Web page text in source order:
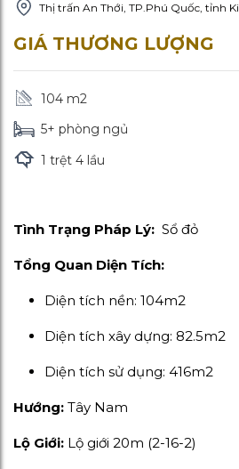
Thị trấn An Thới, TP.Phú Quốc, tỉnh
GIÁ THƯƠNG LƯỢNG
104 m2
5+ phòng ngủ
1 trệt 4 lầu
Tình Trạng Pháp Lý: Sổ đỏ
Tổng Quan Diện Tích:
Diện tích nền: 104m2
Diện tích xây dựng: 82.5m2
Diện tích sử dụng: 416m2
Hướng: Tây Nam
Lộ Giới: Lộ giới 20m (2-16-2)